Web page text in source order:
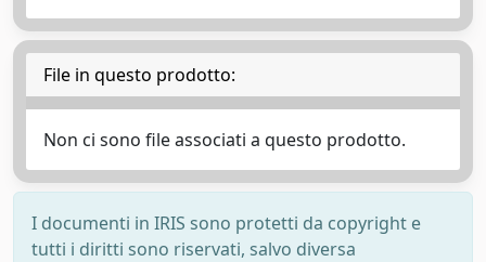
File in questo prodotto:
Non ci sono file associati a questo prodotto.
I documenti in IRIS sono protetti da copyright e
tutti i diritti sono riservati, salvo diversa